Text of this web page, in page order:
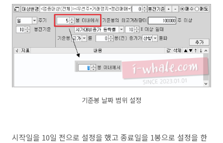
기준봉 날짜 범위 설정
시작일을 10일 전으로 설정을 했고 종료일을 1봉으로 설정을 한